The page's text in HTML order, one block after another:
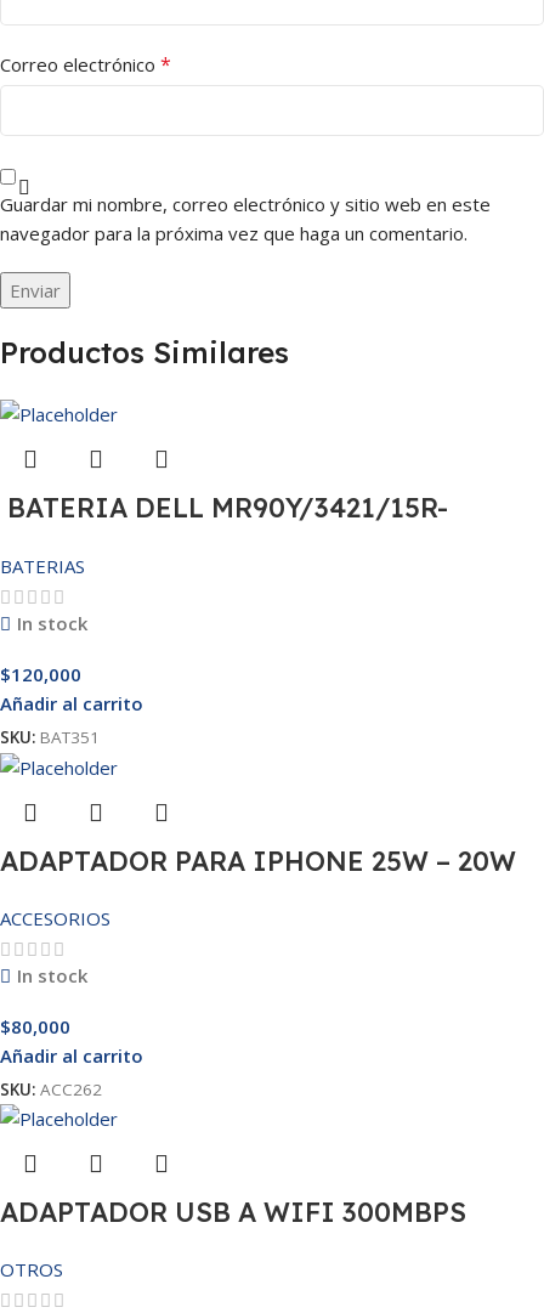
Correo electrónico *
Guardar mi nombre, correo electrónico y sitio web en este
navegador para la próxima vez que haga un comentario.
Productos Similares
BATERIA DELL MR90Y/3421/15R-
BATERIAS
In stock
$120,000
Añadir al carrito
SKU: BAT351
ADAPTADOR PARA IPHONE 25W – 20W
ACCESORIOS
In stock
$80,000
Añadir al carrito
SKU: ACC262
ADAPTADOR USB A WIFI 300MBPS
OTROS